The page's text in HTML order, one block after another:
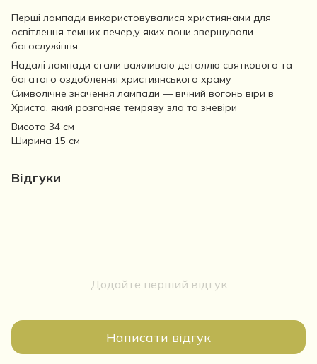
Перші лампади використовувалися християнами для
освітлення темних печер,у яких вони звершували
богослужіння
Надалі лампади стали важливою деталлю святкового та
багатого оздоблення християнського храму
Символічне значення лампади — вічний вогонь віри в
Христа, який розганяє темряву зла та зневіри
Висота 34 см
Ширина 15 см
Відгуки
Додайте перший відгук
Написати відгук